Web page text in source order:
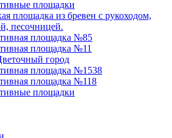
площадки
площадка из бревен с рукоходом,
песочницей.
площадка №85
площадка №11
город
площадка №1538
площадка №118
площадки